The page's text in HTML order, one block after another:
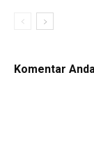
Komentar